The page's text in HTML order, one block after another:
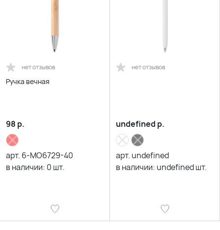
нет отзывов
Ручка вечная
98 р.
арт. 6-MO6729-40
в наличии: 0 шт.
нет отзывов
undefined р.
арт. undefined
в наличии: undefinedшт.